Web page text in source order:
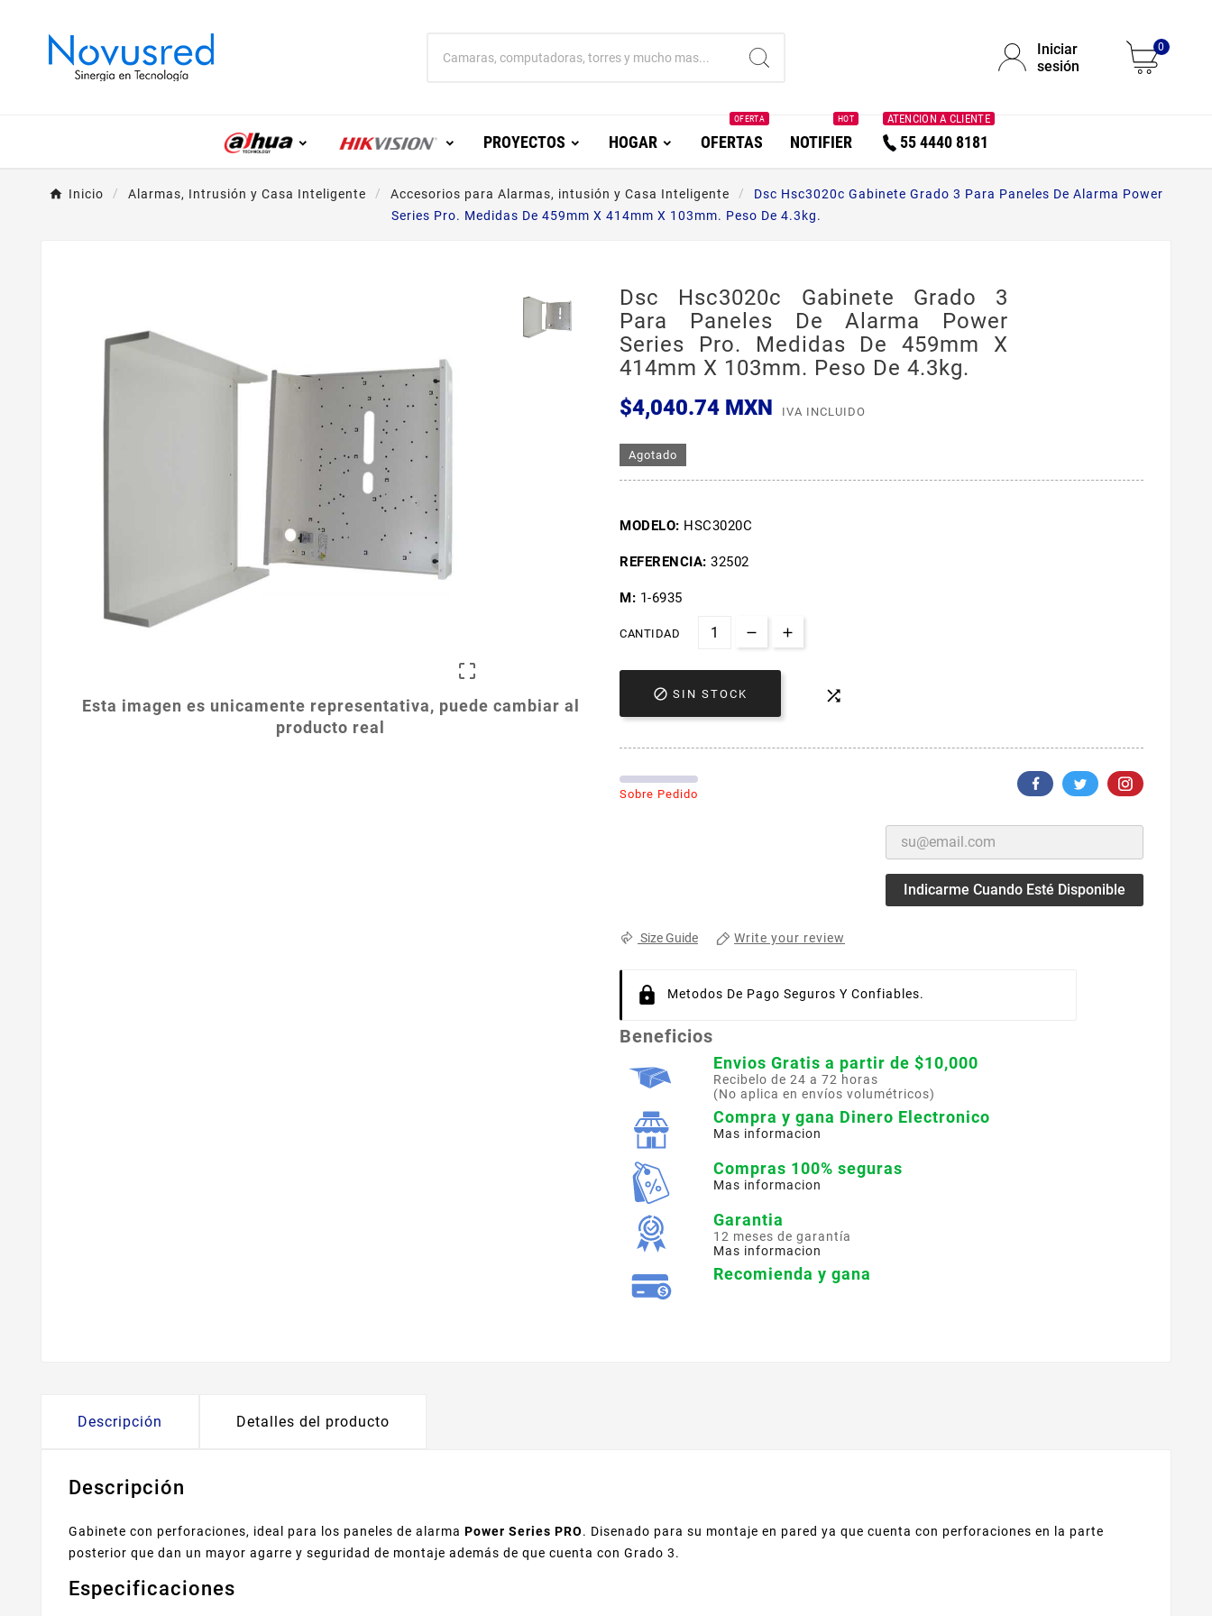
Iniciar
sesión
0
PROYECTOS HOGAR OFERTAS
OFERTA
NOTIFIER
HOT
55 4440 8181
ATENCION A CLIENTE
Inicio Alarmas, Intrusión y Casa Inteligente Accesorios para Alarmas, intusión y Casa Inteligente
Dsc Hsc3020c Gabinete Grado 3 Para Paneles De Alarma Power
Series Pro. Medidas De 459mm X 414mm X 103mm. Peso De 4.3kg.

Esta imagen es unicamente representativa, puede cambiar al
producto real
Dsc Hsc3020c Gabinete Grado 3
Para Paneles De Alarma Power
Series Pro. Medidas De 459mm X
414mm X 103mm. Peso De 4.3kg.
$4,040.74 MXN
IVA INCLUIDO
Agotado
MODELO: HSC3020C
REFERENCIA: 32502
M: 1-6935
CANTIDAD
 SIN STOCK 
Sobre Pedido
Indicarme Cuando Esté Disponible
Size Guide Write your review
Metodos De Pago Seguros Y Confiables.
Beneficios
Envios Gratis a partir de $10,000
Recibelo de 24 a 72 horas
(No aplica en envíos volumétricos)
Compra y gana Dinero Electronico
Mas informacion
Compras 100% seguras
Mas informacion
Garantia
12 meses de garantía
Mas informacion
Recomienda y gana
Descripción Detalles del producto
Descripción
Gabinete con perforaciones, ideal para los paneles de alarma Power Series PRO. Disenado para su montaje en pared ya que cuenta con perforaciones en la parte
posterior que dan un mayor agarre y seguridad de montaje además de que cuenta con Grado 3.
Especificaciones